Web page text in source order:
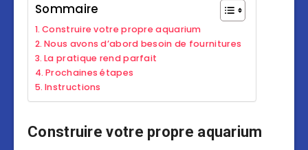
Sommaire
Construire votre propre aquarium
Nous avons d’abord besoin de fournitures
La pratique rend parfait
Prochaines étapes
Instructions
Construire votre propre aquarium